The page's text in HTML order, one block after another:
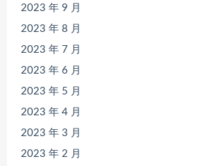
2023 年 9 月
2023 年 8 月
2023 年 7 月
2023 年 6 月
2023 年 5 月
2023 年 4 月
2023 年 3 月
2023 年 2 月